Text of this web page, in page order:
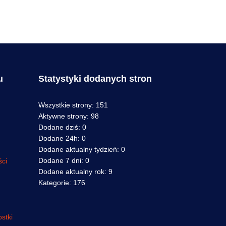
Statystyki dodanych stron
Wszystkie strony: 151
Aktywne strony: 98
Dodane dziś: 0
Dodane 24h: 0
Dodane aktualny tydzień: 0
Dodane 7 dni: 0
Dodane aktualny rok: 9
Kategorie: 176